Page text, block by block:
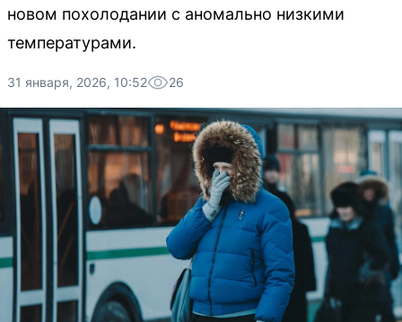
новом похолодании с аномально низкими
температурами.
31 января, 2026, 10:52 26